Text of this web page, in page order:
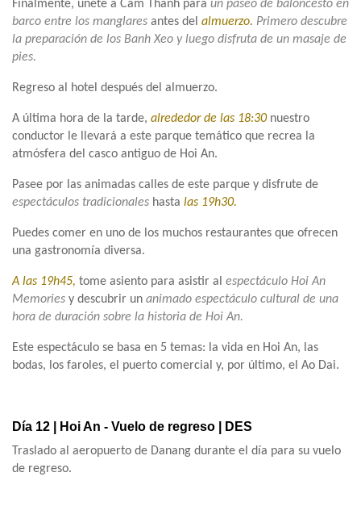
Finalmente, únete a Cam Thanh para un paseo de baloncesto en
barco entre los manglares antes del almuerzo. Primero descubre
la preparación de los Banh Xeo y luego disfruta de un masaje de
pies.
Regreso al hotel después del almuerzo.
A última hora de la tarde, alrededor de las 18:30 nuestro
conductor le llevará a este parque temático que recrea la
atmósfera del casco antiguo de Hoi An.
Pasee por las animadas calles de este parque y disfrute de
espectáculos tradicionales hasta las 19h30.
Puedes comer en uno de los muchos restaurantes que ofrecen
una gastronomía diversa.
A las 19h45, tome asiento para asistir al espectáculo Hoi An
Memories y descubrir un animado espectáculo cultural de una
hora de duración sobre la historia de Hoi An.
Este espectáculo se basa en 5 temas: la vida en Hoi An, las
bodas, los faroles, el puerto comercial y, por último, el Ao Dai.
Día 12 | Hoi An - Vuelo de regreso | DES
Traslado al aeropuerto de Danang durante el día para su vuelo
de regreso.